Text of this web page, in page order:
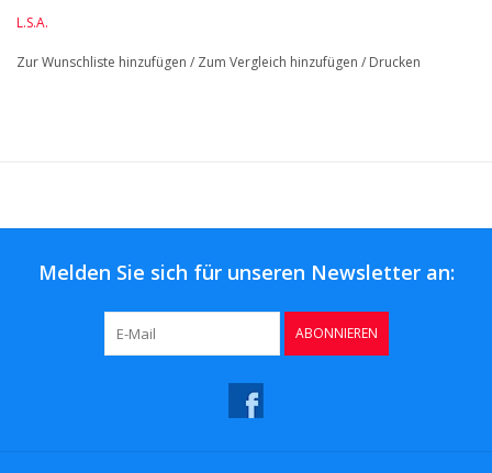
L.S.A.
Zur Wunschliste hinzufügen / Zum Vergleich hinzufügen / Drucken
Melden Sie sich für unseren Newsletter an:
ABONNIEREN